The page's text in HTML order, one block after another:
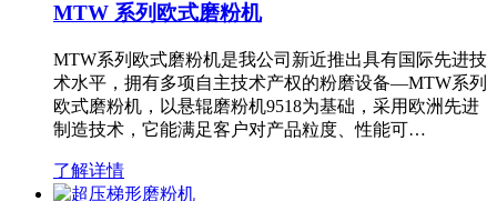
MTW 系列欧式磨粉机
MTW系列欧式磨粉机是我公司新近推出具有国际先进技
术水平，拥有多项自主技术产权的粉磨设备—MTW系列
欧式磨粉机，以悬辊磨粉机9518为基础，采用欧洲先进
制造技术，它能满足客户对产品粒度、性能可…
了解详情